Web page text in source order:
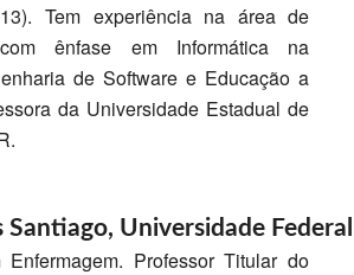
Tem experiência na área de
com ênfase em Informática na
de Software e Educação a
da Universidade Estadual de
Santiago, Universidade
Enfermagem. Professor Titular do